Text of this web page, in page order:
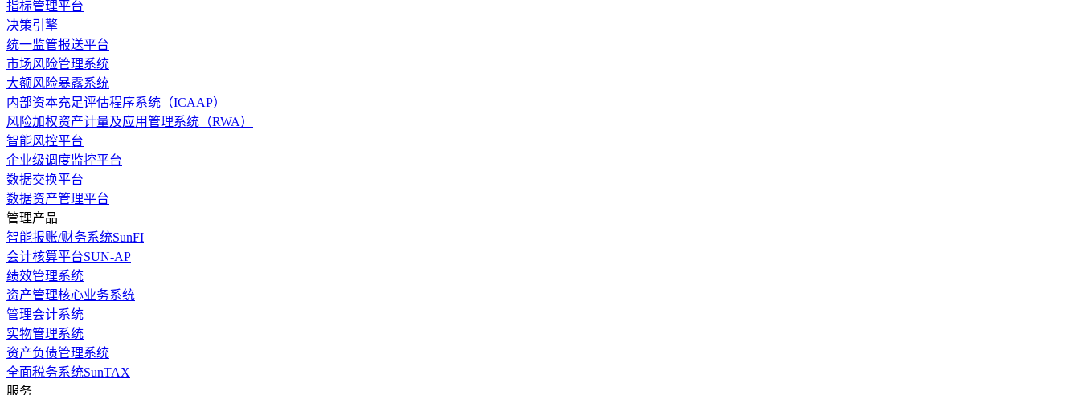
指标管理平台
决策引擎
统一监管报送平台
市场风险管理系统
大额风险暴露系统
内部资本充足评估程序系统（ICAAP）
风险加权资产计量及应用管理系统（RWA）
智能风控平台
企业级调度监控平台
数据交换平台
数据资产管理平台
管理产品
智能报账/财务系统SunFI
会计核算平台SUN-AP
绩效管理系统
资产管理核心业务系统
管理会计系统
实物管理系统
资产负债管理系统
全面税务系统SunTAX
服务